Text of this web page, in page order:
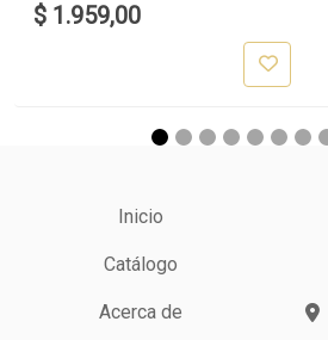
$ 1.959,00
Inicio
Catálogo
Acerca de